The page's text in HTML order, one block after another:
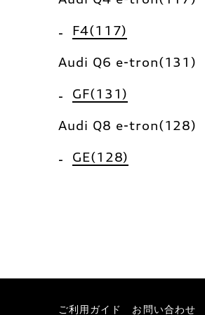
F4(117)
Audi Q6 e-tron(131)
GF(131)
Audi Q8 e-tron(128)
GE(128)
ご利用ガイド お問い合わせ